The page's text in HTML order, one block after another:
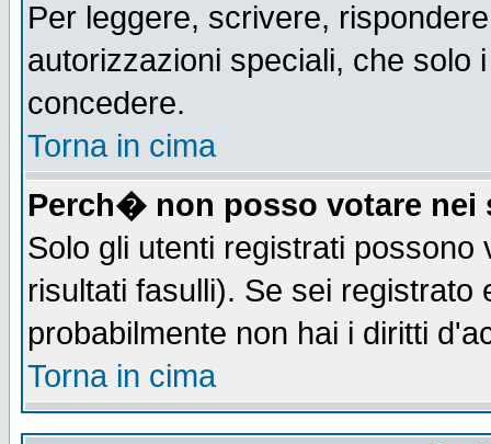
Per leggere, scrivere,
autorizzazioni speciali, che solo
concedere.
Torna in cima
Perch� non posso votare nei
Solo gli utenti registrati
risultati fasulli). Se sei
probabilmente non hai i diritti
Torna in cima